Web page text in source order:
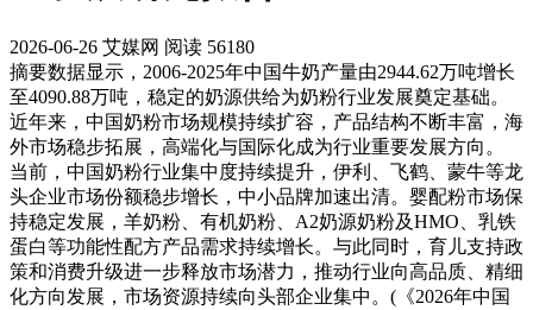
2026-06-26 艾媒网 阅读 56180
摘要数据显示，2006-2025年中国牛奶产量由2944.62万吨增长
至4090.88万吨，稳定的奶源供给为奶粉行业发展奠定基础。
近年来，中国奶粉市场规模持续扩容，产品结构不断丰富，海
外市场稳步拓展，高端化与国际化成为行业重要发展方向。
当前，中国奶粉行业集中度持续提升，伊利、飞鹤、蒙牛等龙
头企业市场份额稳步增长，中小品牌加速出清。婴配粉市场保
持稳定发展，羊奶粉、有机奶粉、A2奶源奶粉及HMO、乳铁
蛋白等功能性配方产品需求持续增长。与此同时，育儿支持政
策和消费升级进一步释放市场潜力，推动行业向高品质、精细
化方向发展，市场资源持续向头部企业集中。(《2026年中国